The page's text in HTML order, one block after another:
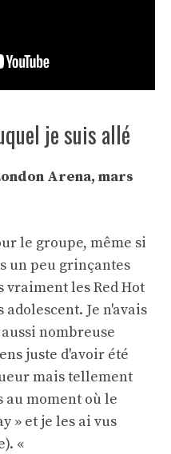
je suis allé
Arena, mars
le groupe, même si
un peu grinçantes
les Red Hot
Je n'avais
nombreuse
juste d'avoir été
mais tellement
au moment où le
» et je les ai vus
«